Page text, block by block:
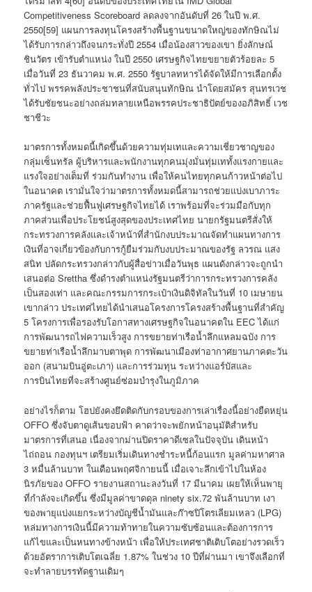
Competitiveness Scoreboard ลดลงจากอันดับที่ 26 ในปี พ.ศ.
2550[59] แผนการลงทุนโครงสร้างพื้นฐานขนาดใหญ่ของทักษิณไม่
ได้รับการกล่าวถึงจนกระทั่งปี 2554 เมื่อน้องสาวของเขา ยิ่งลักษณ์
ชินวัตร เข้ารับตำแหน่ง ในปี 2550 เศรษฐกิจไทยขยายตัวร้อยละ 5
เมื่อวันที่ 23 ธันวาคม พ.ศ. 2550 รัฐบาลทหารได้จัดให้มีการเลือกตั้ง
ทั่วไป พรรคพลังประชาชนที่สนับสนุนทักษิณ นำโดยสมัคร สุนทรเวช
ได้รับชัยชนะอย่างถล่มทลายเหนือพรรคประชาธิปัตย์ของอภิสิทธิ์ เวช
ชาชีวะ
มาตรการทั้งหมดนี้เกิดขึ้นด้วยความทุ่มเทและความเชี่ยวชาญของ
กลุ่มเซ็นทรัล ผู้บริหารและพนักงานทุกคนมุ่งมั่นทุ่มเททั้งแรงกายและ
แรงใจอย่างเต็มที่ ร่วมกันทำงาน เพื่อให้คนไทยทุกคนก้าวหน้าต่อไป
ในอนาคต เรามั่นใจว่ามาตรการทั้งหมดนี้สามารถช่วยแบ่งเบาภาระ
ภาครัฐและช่วยฟื้นฟูเศรษฐกิจไทยได้ เราพร้อมที่จะร่วมมือกับทุก
ภาคส่วนเพื่อประโยชน์สูงสุดของประเทศไทย นายกรัฐมนตรีสั่งให้
กระทรวงการคลังและเจ้าหน้าที่สำนักงบประมาณจัดทำแผนทางการ
เงินที่อาจเกี่ยวข้องกับการกู้ยืมร่วมกับงบประมาณของรัฐ ลวรณ แสง
สนิท ปลัดกระทรวงกล่าวกับผู้สื่อข่าวเมื่อวันพุธ แผนดังกล่าวจะถูกนำ
เสนอต่อ Srettha ซึ่งดำรงตำแหน่งรัฐมนตรีว่าการกระทรวงการคลัง
เป็นสองเท่า และคณะกรรมการกระเป๋าเงินดิจิทัลในวันที่ 10 เมษายน
เขากล่าว ประเทศไทยได้นำเสนอโครงการโครงสร้างพื้นฐานที่สำคัญ
5 โครงการเพื่อรองรับโอกาสทางเศรษฐกิจในอนาคตใน EEC ได้แก่
การพัฒนารถไฟความเร็วสูง การขยายท่าเรือน้ำลึกแหลมฉบัง การ
ขยายท่าเรือน้ำลึกมาบตาพุด การพัฒนาเมืองท่าอากาศยานภาคตะวัน
ออก (สนามบินอู่ตะเภา) และการร่วมทุน ระหว่างแอร์บัสและ
การบินไทยที่จะสร้างศูนย์ซ่อมบำรุงในภูมิภาค
อย่างไรก็ตาม โฮปยังคงยึดติดกับกรอบของการเล่าเรื่องนี้อย่างยืดหยุ่น
OFFO ซึ่งจับตาดูเส้นขอบฟ้า คาดว่าจะพยักหน้าอนุมัติสำหรับ
มาตรการที่เสนอ เนื่องจากม่านปิดราคาดีเซลในปัจจุบัน เดินหน้า
ไถ่ถอน กองทุนฯ เตรียมเริ่มเดินทางชำระหนี้ก้อนแรก มูลค่ามหาศาล
3 หมื่นล้านบาท ในเดือนพฤศจิกายนนี้ เมื่อเจาะลึกเข้าไปในห้อง
นิรภัยของ OFFO รายงานสถานะลงวันที่ 17 มีนาคม เผยให้เห็นพายุ
ที่กำลังจะเกิดขึ้น ซึ่งมีมูลค่าขาดดุล ninety six.72 พันล้านบาท เงา
ของพายุแบ่งแยกระหว่างบัญชีน้ำมันและก๊าซปิโตรเลียมเหลว (LPG)
หล่มทางการเงินนี้มีความท้าทายในความซับซ้อนและต้องการการ
แก้ไขและเป็นหนทางข้างหน้า เพื่อให้ประเทศชาติเติบโตอย่างรวดเร็ว
ด้วยอัตราการเติบโตเฉลี่ย 1.87% ในช่วง 10 ปีที่ผ่านมา เขาจึงเลือกที่
จะทำลายบรรทัดฐานเดิมๆ